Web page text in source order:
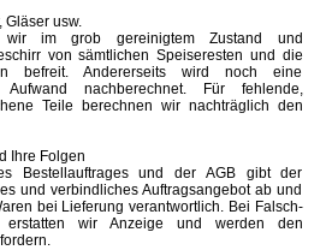
Gläser usw.
wir im grob gereinigtem Zustand und
von sämtlichen Speiseresten und die
befreit. Andererseits wird noch eine
Aufwand nachberechnet. Für fehlende,
Teile berechnen wir nachträglich den
Ihre Folgen
Bestellauftrages und der AGB gibt der
und verbindliches Auftragsangebot ab und
bei Lieferung verantwortlich. Bei Falsch-
erstatten wir Anzeige und werden den